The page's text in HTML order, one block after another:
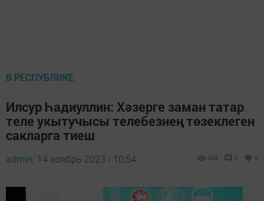
В РЕСПУБЛИКЕ
Илсур Һадиуллин: Хәзерге заман татар
теле укытучысы телебезнең төзеклеген
сакларга тиеш
admin, 14 ноябрь 2023 - 10:54 433 0 0